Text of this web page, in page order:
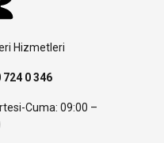
Hizmetleri
724 0 346
Cuma: 09:00 –